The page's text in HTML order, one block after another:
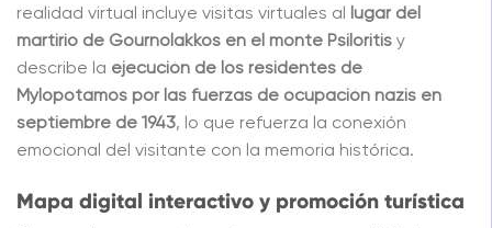
realidad virtual incluye visitas virtuales al
lugar del
martirio de Gournolakkos en el monte Psiloritis y
describe la ejecución de los residentes de
Mylopotamos por las fuerzas de ocupación nazis en
septiembre de 1943, lo que refuerza la conexión
emocional del visitante con la memoria histórica.
Mapa digital interactivo y promoción turística